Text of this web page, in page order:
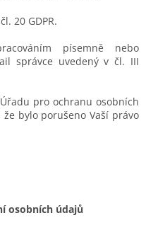
20 GDPR.
písemně nebo
správce uvedený v čl. III
pro ochranu osobních
bylo porušeno Vaší právo
osobních údajů